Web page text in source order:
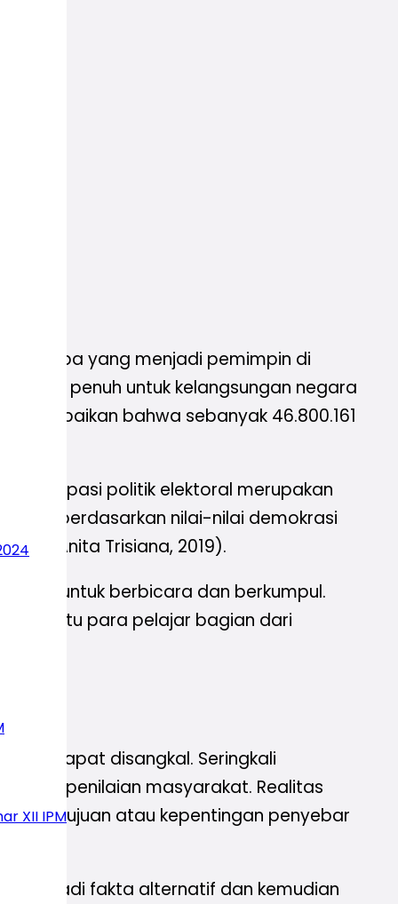
XII IPM
siapa yang menjadi pemimpin di
penuh untuk kelangsungan negara
bahwa sebanyak 46.800.161
Partisipasi politik elektoral merupakan
berdasarkan nilai-nilai demokrasi
(Anita Trisiana, 2019).
untuk berbicara dan berkumpul.
yaitu para pelajar bagian dari
dapat disangkal. Seringkali
penilaian masyarakat. Realitas
tujuan atau kepentingan penyebar
menjadi fakta alternatif dan kemudian